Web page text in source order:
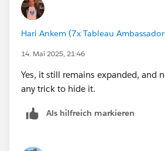
Hari Ankem (7x Tableau
14. Mai 2025, 21:46
Yes, it still remains expanded, and
any trick to hide it.
Als hilfreich markieren